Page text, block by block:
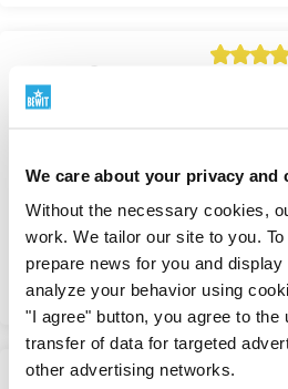
We care about your privacy and
Without the necessary cookies,
work. We tailor our site to you.
prepare news for you and
analyze your behavior using
"I agree" button, you agree to the
transfer of data for targeted
other advertising networks.
Siero
contro
Sieri
In
61,05 €